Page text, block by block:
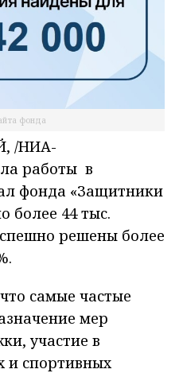
фонда
/НИА-
работы в
фонда «Защитники
более 44 тыс.
решены более
самые частые
мер
участие в
и спортивных